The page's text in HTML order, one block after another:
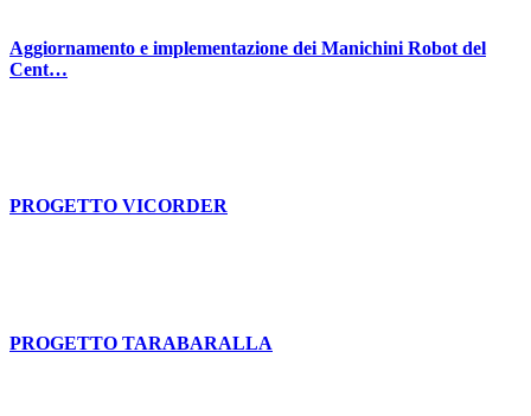
Aggiornamento e implementazione dei Manichini Robot del
Cent…
PROGETTO VICORDER
PROGETTO TARABARALLA